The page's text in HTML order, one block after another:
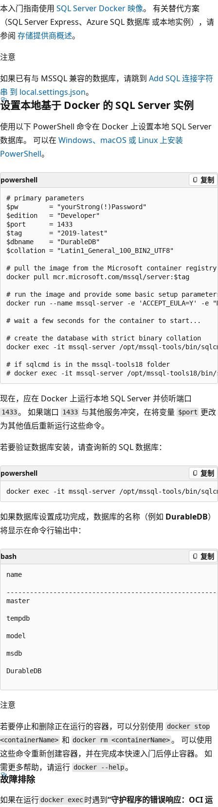
本入门指南使用 SQL Server Docker 映像。 有关替代方案
（SQL Server Express、Azure SQL 数据库 或本地实例），请
参阅 存储提供商概述。
注意
如果已有与 MSSQL 兼容的数据库，请跳到 Add SQL 连接字符
串 到 local.settings.json。
设置本地基于 Docker 的 SQL Server 实例
使用以下 PowerShell 命令在 Docker 上设置本地 SQL Server
数据库。 可以在 Windows、macOS 或 Linux 上安装
PowerShell。
powershell 复制
# primary parameters
$pw        = "yourStrong(!)Password"
$edition   = "Developer"
$port      = 1433
$tag       = "2019-latest"
$dbname    = "DurableDB"
$collation = "Latin1_General_100_BIN2_UTF8"
# pull the image from the Microsoft container registry
docker pull mcr.microsoft.com/mssql/server:$tag
# run the image and provide some basic setup
docker run --name mssql-server -e 'ACCEPT_EULA=Y' -e
# wait a few seconds for the container to start...
# create the database with strict binary collation
docker exec -it mssql-server /opt/mssql-tools/bin/sqlcmd
# if sqlcmd is in the mssql-tools18 folder
现在，应在 Docker 上运行本地 SQL Server 并侦听端口
1433。 如果端口 1433与其他服务冲突，在将变量 $port 更改
为其他值后重新运行这些命令。
若要验证数据库安装，请查询新的 SQL 数据库：
powershell 复制
如果数据库设置成功完成，数据库的名称（例如 DurableDB）
将显示在命令行输出中：
bash 复制
name
master
tempdb
model
msdb
DurableDB
注意
若要停止和删除正在运行的容器，可以分别使用 docker stop
<containerName> 和 docker rm <containerName>。 可以使用
这些命令重新创建容器，并在完成本快速入门后停止容器。 如
需更多帮助，请运行 docker --help。
故障排除
如果在运行 docker exec 时遇到“守护程序的错误响应：OCI 运